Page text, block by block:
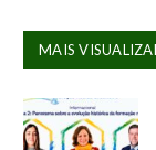
MAIS